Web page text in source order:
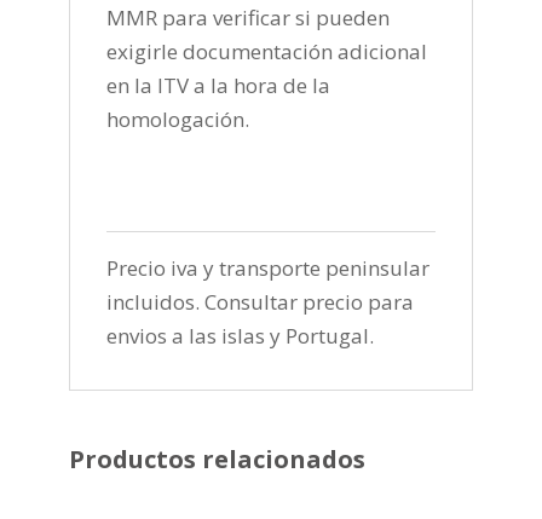
MMR para verificar si pueden
exigirle documentación adicional
en la ITV a la hora de la
homologación.
Precio iva y transporte peninsular
incluidos. Consultar precio para
envios a las islas y Portugal.
Productos relacionados